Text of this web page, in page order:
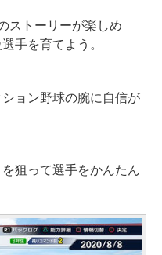
ストーリーが楽しめ
手を育てよう。
ョン野球の腕に自信が
狙って選手をかんたん